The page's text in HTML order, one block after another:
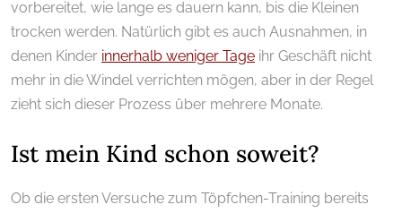
vorbereitet, wie lange es dauern kann, bis die Kleinen
trocken werden. Natürlich gibt es auch Ausnahmen, in
denen Kinder innerhalb weniger Tage ihr Geschäft nicht
mehr in die Windel verrichten mögen, aber in der Regel
zieht sich dieser Prozess über mehrere Monate.
Ist mein Kind schon soweit?
Ob die ersten Versuche zum Töpfchen-Training bereits